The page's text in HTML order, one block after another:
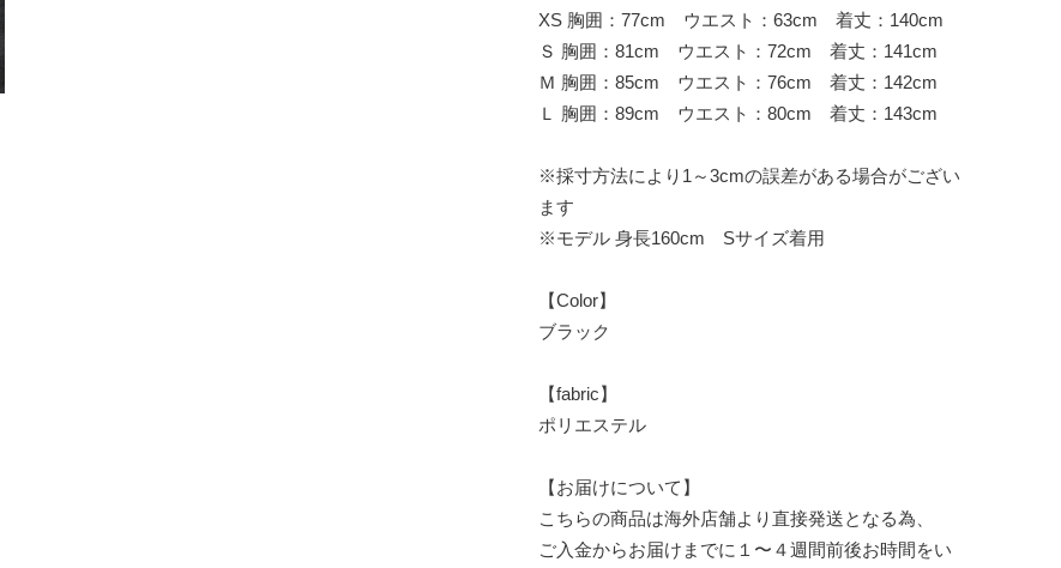
XS 胸囲：77cm ウエスト：63cm 着丈：140cm
Ｓ 胸囲：81cm ウエスト：72cm 着丈：141cm
Ｍ 胸囲：85cm ウエスト：76cm 着丈：142cm
Ｌ 胸囲：89cm ウエスト：80cm 着丈：143cm
※採寸方法により1～3cmの誤差がある場合がござい
ます
※モデル 身長160cm Sサイズ着用
【Color】
ブラック
【fabric】
ポリエステル
【お届けについて】
こちらの商品は海外店舗より直接発送となる為、
ご入金からお届けまでに１〜４週間前後お時間をい